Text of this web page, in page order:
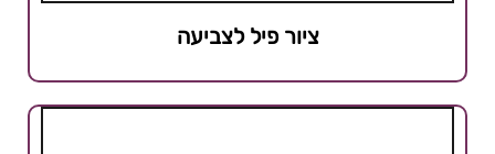
ציור פיל לצביעה